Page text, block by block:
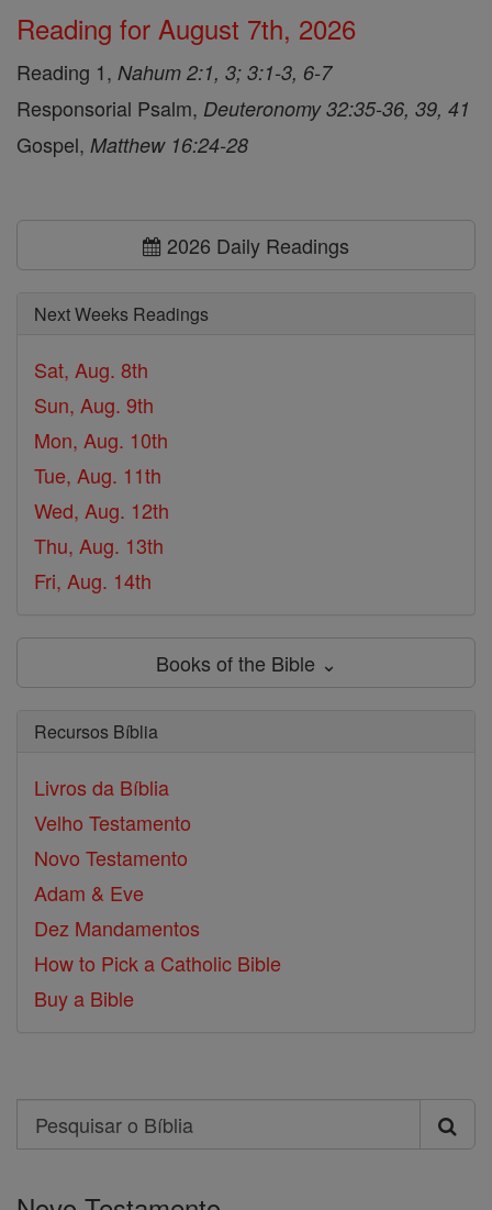
Reading for August 7th, 2026
Reading 1, Nahum 2:1, 3; 3:1-3, 6-7
Responsorial Psalm, Deuteronomy 32:35-36, 39, 41
Gospel, Matthew 16:24-28
2026 Daily Readings
Next Weeks Readings
Sat, Aug. 8th
Sun, Aug. 9th
Mon, Aug. 10th
Tue, Aug. 11th
Wed, Aug. 12th
Thu, Aug. 13th
Fri, Aug. 14th
Books of the Bible ⌄
Recursos Bíblia
Livros da Bíblia
Velho Testamento
Novo Testamento
Adam & Eve
Dez Mandamentos
How to Pick a Catholic Bible
Buy a Bible
Search
Pesquisar